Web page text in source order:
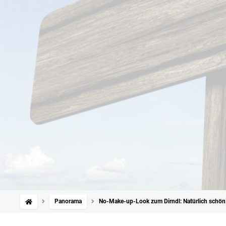
Panorama No-Make-up-Look zum Dirndl: Natürlich